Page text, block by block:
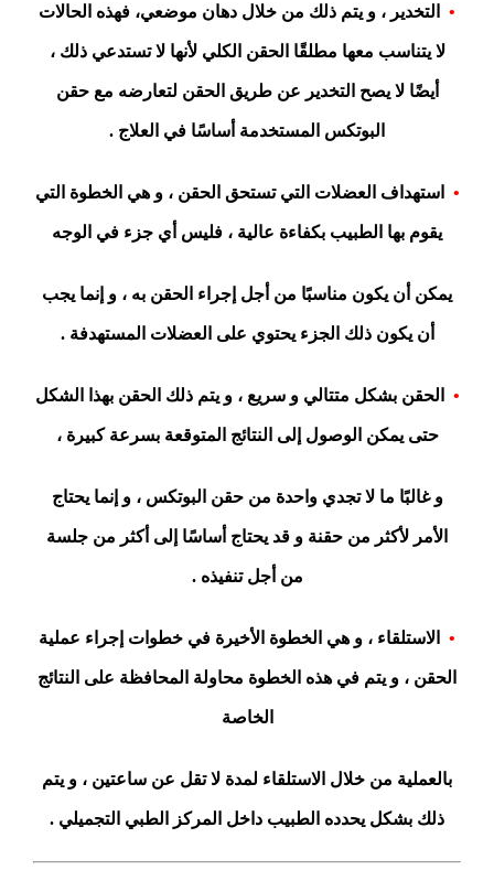
• التخدير ، و يتم ذلك من خلال دهان موضعي، فهذه الحالات
لا يتناسب معها مطلقًا الحقن الكلي لأنها لا تستدعي ذلك ،
أيضًا لا يصح التخدير عن طريق الحقن لتعارضه مع حقن
البوتكس المستخدمة أساسًا في العلاج .
• استهداف العضلات التي تستحق الحقن ، و هي الخطوة التي
يقوم بها الطبيب بكفاءة عالية ، فليس أي جزء في الوجه
يمكن أن يكون مناسبًا من أجل إجراء الحقن به ، و إنما يجب
أن يكون ذلك الجزء يحتوي على العضلات المستهدفة .
• الحقن بشكل متتالي و سريع ، و يتم ذلك الحقن بهذا الشكل
حتى يمكن الوصول إلى النتائج المتوقعة بسرعة كبيرة ،
و غالبًا ما لا تجدي واحدة من حقن البوتكس ، و إنما يحتاج
الأمر لأكثر من حقنة و قد يحتاج أساسًا إلى أكثر من جلسة
من أجل تنفيذه .
• الاستلقاء ، و هي الخطوة الأخيرة في خطوات إجراء عملية
الحقن ، و يتم في هذه الخطوة محاولة المحافظة على النتائج
الخاصة
بالعملية من خلال الاستلقاء لمدة لا تقل عن ساعتين ، و يتم
ذلك بشكل يحدده الطبيب داخل المركز الطبي التجميلي .